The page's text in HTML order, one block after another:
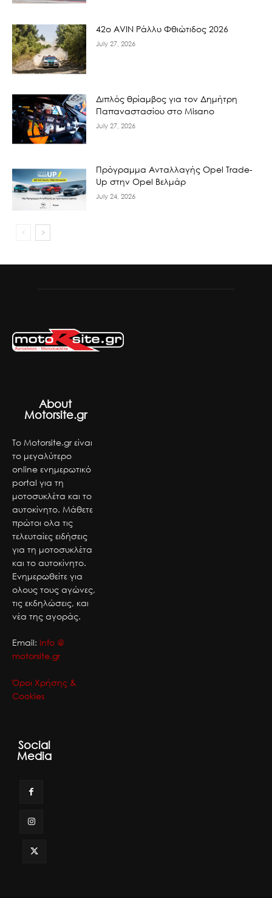
42ο AVIN Ράλλυ Φθιώτιδος 2026
July 27, 2026
Διπλός θρίαμβος για τον Δημήτρη
Παπαναστασίου στο Misano
July 27, 2026
Πρόγραμμα Ανταλλαγής Opel Trade-
Up στην Opel Βελμάρ
July 24, 2026
About
Motorsite.gr
Το Motorsite.gr είναι
το μεγαλύτερο
online ενημερωτικό
portal για τη
μοτοσυκλέτα και το
αυτοκίνητο. Μάθετε
πρώτοι ολα τις
τελευταίες ειδήσεις
για τη μοτοσυκλέτα
και το αυτοκίνητο.
Ενημερωθείτε για
ολους τους αγώνες,
τις εκδηλώσεις, και
νέα της αγοράς.
Email: info @
motorsite.gr
Όροι Χρήσης &
Cookies
Social
Media